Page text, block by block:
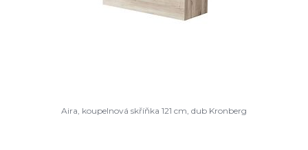
Aira, koupelnová skříňka 121 cm, dub Kronberg